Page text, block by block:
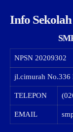
Info Sekolah
NPSN 20209302
jl.cimurah No.336
TELEPON
EMAIL